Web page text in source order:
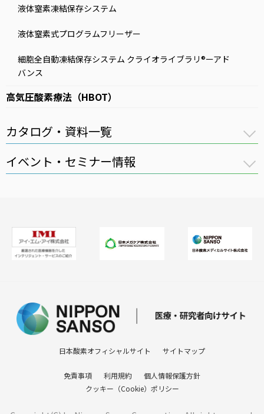
液体窒素凍結保存システム
液体窒素式プログラムフリーザー
細胞全自動凍結保存システム クライオライブラリ®ーアド
バンス
高気圧酸素療法（HBOT）
カタログ・資料一覧
全件表示
在宅医療
医療ガスパイピングシステム
イベント・セミナー情報
日本酸素オフィシャルサイト サイトマップ
免責事項 利用規約
個人情報保護方針
クッキー（Cookie）ポリシー